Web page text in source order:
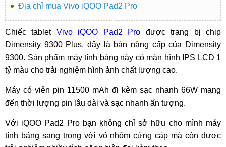
Địa chỉ mua Vivo iQOO Pad2 Pro
Chiếc tablet Vivo iQOO Pad2 Pro được trang bị chip
Dimensity 9300 Plus, đây là bản nâng cấp của Dimensity
9300. Sản phẩm máy tính bảng này có màn hình IPS LCD 1
tỷ màu cho trải nghiệm hình ảnh chất lượng cao.
Máy có viên pin 11500 mAh đi kèm sạc nhanh 66W mang
đến thời lượng pin lâu dài và sạc nhanh ấn tượng.
Với iQOO Pad2 Pro bạn không chỉ sở hữu cho mình máy
tính bảng sang trọng với vỏ nhôm cứng cáp mà còn được